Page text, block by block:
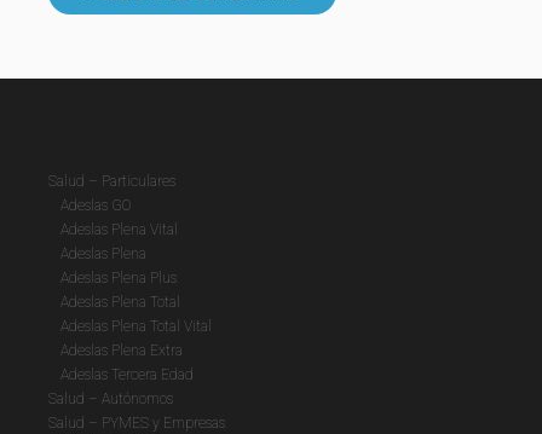
Salud – Particulares
Adeslas GO
Adeslas Plena Vital
Adeslas Plena
Adeslas Plena Plus
Adeslas Plena Total
Adeslas Plena Total Vital
Adeslas Plena Extra
Adeslas Tercera Edad
Salud – Autónomos
Salud – PYMES y Empresas